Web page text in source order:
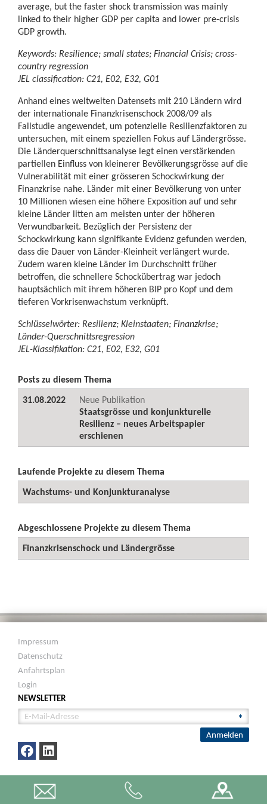
average, but the faster shock transmission was mainly
linked to their higher GDP per capita and lower pre-crisis
GDP growth.
Keywords: Resilience; small states; Financial Crisis; cross-
country regression
JEL classification: C21, E02, E32, G01
Anhand eines weltweiten Datensets mit 210 Ländern wird
der internationale Finanzkrisenschock 2008/09 als
Fallstudie angewendet, um potenzielle Resilienzfaktoren zu
untersuchen, mit einem speziellen Fokus auf Ländergrösse.
Die Länderquerschnittsanalyse legt einen verstärkenden
partiellen Einfluss von kleinerer Bevölkerungsgrösse auf die
Vulnerabilität mit einer grösseren Schockwirkung der
Finanzkrise nahe. Länder mit einer Bevölkerung von unter
10 Millionen wiesen eine höhere Exposition auf und sehr
kleine Länder litten am meisten unter der höheren
Verwundbarkeit. Bezüglich der Persistenz der
Schockwirkung kann signifikante Evidenz gefunden werden,
dass die Dauer von Länder-Kleinheit verlängert wurde.
Zudem waren kleine Länder im Durchschnitt früher
betroffen, die schnellere Schockübertrag war jedoch
hauptsächlich mit ihrem höheren BIP pro Kopf und dem
tieferen Vorkrisenwachstum verknüpft.
Schlüsselwörter: Resilienz; Kleinstaaten; Finanzkrise;
Länder-Querschnittsregression
JEL-Klassifikation: C21, E02, E32, G01
Posts zu diesem Thema
31.08.2022
Neue Publikation
Staatsgrösse und konjunkturelle
Resilienz – neues Arbeitspapier
erschienen
Laufende Projekte zu diesem Thema
Wachstums- und Konjunkturanalyse
Abgeschlossene Projekte zu diesem Thema
Finanzkrisenschock und Ländergrösse
Impressum
Datenschutz
Anfahrtsplan
Login
NEWSLETTER